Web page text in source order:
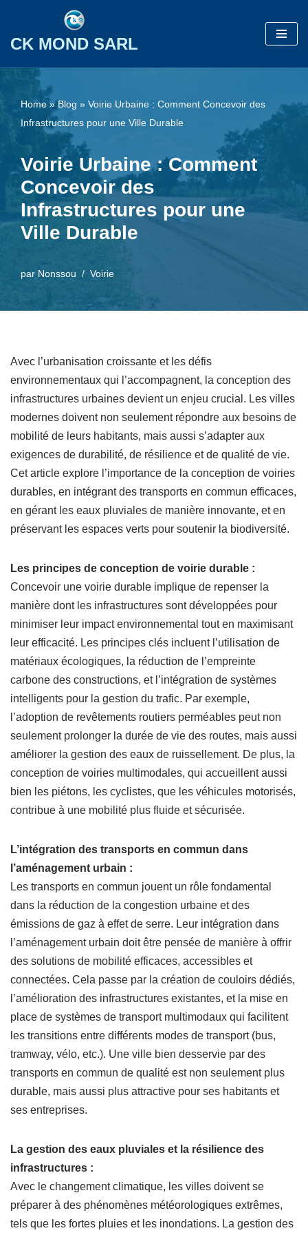
Aller
contenu
CK MOND SARL
Home »Blog » Voirie Urbaine : Comment Concevoir des
Infrastructures pour une Ville Durable
Voirie Urbaine : Comment
Concevoir des
Infrastructures pour une
Ville Durable
par Nonssou Voirie
Avec l’urbanisation croissante et les défis
environnementaux qui l’accompagnent, la conception des
infrastructures urbaines devient un enjeu crucial. Les villes
modernes doivent non seulement répondre aux besoins de
mobilité de leurs habitants, mais aussi s’adapter aux
exigences de durabilité, de résilience et de qualité de vie.
Cet article explore l’importance de la conception de voiries
durables, en intégrant des transports en commun efficaces,
en gérant les eaux pluviales de manière innovante, et en
préservant les espaces verts pour soutenir la biodiversité.
Les principes de conception de voirie durable :
Concevoir une voirie durable implique de repenser la
manière dont les infrastructures sont développées pour
minimiser leur impact environnemental tout en maximisant
leur efficacité. Les principes clés incluent l’utilisation de
matériaux écologiques, la réduction de l’empreinte
carbone des constructions, et l’intégration de systèmes
intelligents pour la gestion du trafic. Par exemple,
l’adoption de revêtements routiers perméables peut non
seulement prolonger la durée de vie des routes, mais aussi
améliorer la gestion des eaux de ruissellement. De plus, la
conception de voiries multimodales, qui accueillent aussi
bien les piétons, les cyclistes, que les véhicules motorisés,
contribue à une mobilité plus fluide et sécurisée.
L’intégration des transports en commun dans
l’aménagement urbain :
Les transports en commun jouent un rôle fondamental
dans la réduction de la congestion urbaine et des
émissions de gaz à effet de serre. Leur intégration dans
l’aménagement urbain doit être pensée de manière à offrir
des solutions de mobilité efficaces, accessibles et
connectées. Cela passe par la création de couloirs dédiés,
l’amélioration des infrastructures existantes, et la mise en
place de systèmes de transport multimodaux qui facilitent
les transitions entre différents modes de transport (bus,
tramway, vélo, etc.). Une ville bien desservie par des
transports en commun de qualité est non seulement plus
durable, mais aussi plus attractive pour ses habitants et
ses entreprises.
La gestion des eaux pluviales et la résilience des
infrastructures :
Avec le changement climatique, les villes doivent se
préparer à des phénomènes météorologiques extrêmes,
tels que les fortes pluies et les inondations. La gestion des